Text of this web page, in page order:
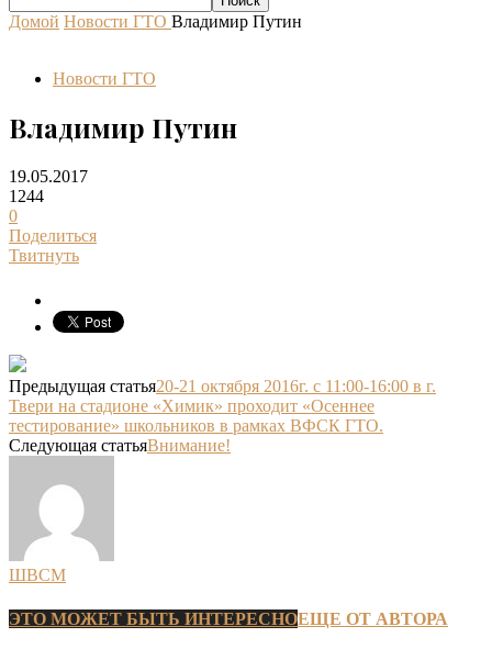
Домой Новости ГТО Владимир Путин
Новости ГТО
Владимир Путин
19.05.2017
1244
0
Поделиться
Твитнуть
Предыдущая статья20-21 октября 2016г. с 11:00-16:00 в г.
Твери на стадионе «Химик» проходит «Осеннее
тестирование» школьников в рамках ВФСК ГТО.
Следующая статьяВнимание!
ШВСМ
ЭТО МОЖЕТ БЫТЬ ИНТЕРЕСНОЕЩЕ ОТ АВТОРА